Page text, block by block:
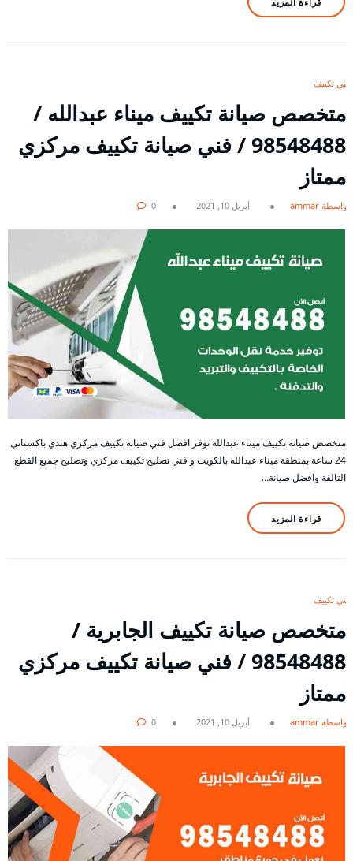
فني تكييف
متخصص صيانة تكييف ميناء عبدالله /
98548488 / فني صيانة تكييف مركزي
ممتاز
بواسطة ammar أبريل 10, 2021 0
متخصص صيانة تكييف ميناء عبدالله نوفر افضل فني صيانة تكييف مركزي هندي باكستاني
24 ساعة بمنطقة ميناء عبدالله بالكويت و فني تصليح تكييف مركزي وتصليح جميع القطع
التالفة وافضل صيانة…
قراءة المزيد
فني تكييف
متخصص صيانة تكييف الجابرية /
98548488 / فني صيانة تكييف مركزي
ممتاز
بواسطة ammar أبريل 10, 2021 0